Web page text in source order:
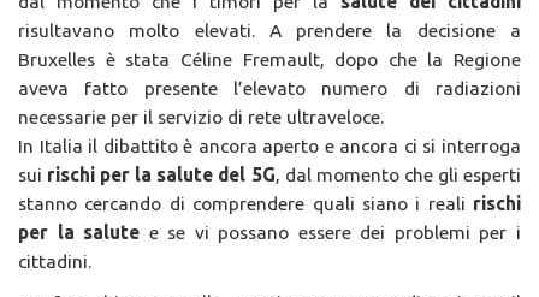
risultavano molto elevati. A prendere la decisione a
Bruxelles è stata Céline Fremault, dopo che la Regione
aveva fatto presente l’elevato numero di radiazioni
necessarie per il servizio di rete ultraveloce.
In Italia il dibattito è ancora aperto e ancora ci si interroga
sui rischi per la salute del 5G, dal momento che gli esperti
stanno cercando di comprendere quali siano i reali rischi
per la salute e se vi possano essere dei problemi per i
cittadini.